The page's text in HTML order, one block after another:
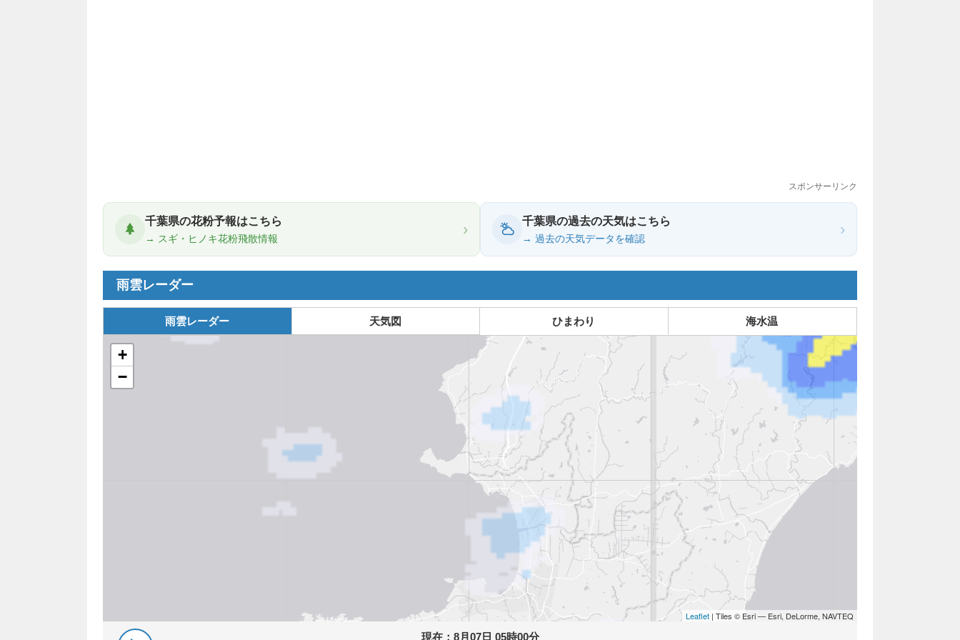
スポンサーリンク
千葉県の花粉予報はこちら
→ スギ・ヒノキ花粉飛散情報
› 千葉県の過去の天気はこちら
→ 過去の天気データを確認
›
雨雲レーダー
雨雲レーダー 天気図 ひまわり 海水温
+
−
Leaflet | Tiles © Esri — Esri, DeLorme, NAVTEQ
現在： 8月07日 05時00分